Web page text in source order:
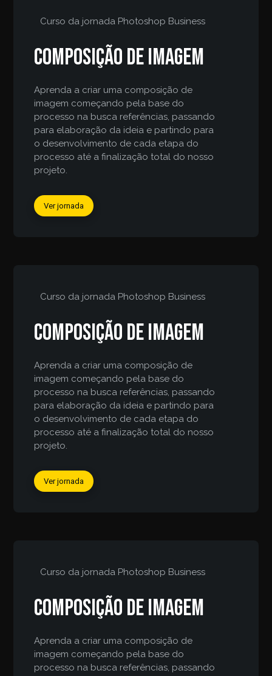
Curso da jornada Photoshop Business
Composição de imagem
Aprenda a criar uma composição de
imagem começando pela base do
processo na busca referências, passando
para elaboração da ideia e partindo para
o desenvolvimento de cada etapa do
processo até a finalização total do nosso
projeto.
Ver jornada
Curso da jornada Photoshop Business
Composição de imagem
Aprenda a criar uma composição de
imagem começando pela base do
processo na busca referências, passando
para elaboração da ideia e partindo para
o desenvolvimento de cada etapa do
processo até a finalização total do nosso
projeto.
Ver jornada
Curso da jornada Photoshop Business
Composição de imagem
Aprenda a criar uma composição de
imagem começando pela base do
processo na busca referências, passando